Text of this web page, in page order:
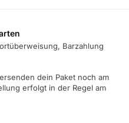
Barzahlung
dein Paket noch am
erfolgt in der Regel am